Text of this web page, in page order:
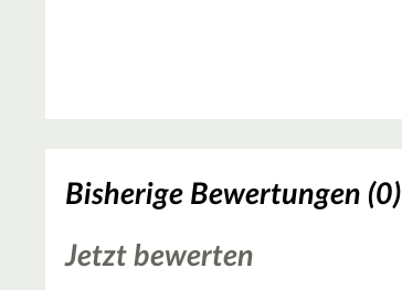
Bisherige Bewertungen (0)
Jetzt bewerten